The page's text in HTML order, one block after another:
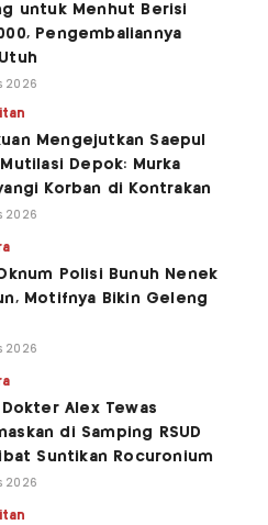
untuk Menhut Berisi
Pengembaliannya
2026
Mengejutkan Saepul
Mutilasi Depok: Murka
Korban di Kontrakan
2026
Polisi Bunuh Nenek
Motifnya Bikin Geleng
2026
Alex Tewas
di Samping RSUD
Suntikan Rocuronium
2026